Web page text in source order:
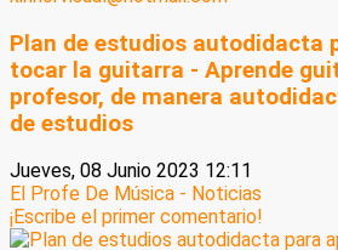
Plan de estudios autodidacta
tocar la guitarra - Aprende
profesor, de manera
de estudios
Jueves, 08 Junio 2023 12:11
El Profe De Música - Noticias
¡Escribe el primer comentario!